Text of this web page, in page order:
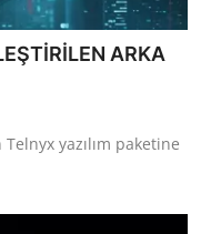
ARKA
yazılım paketine